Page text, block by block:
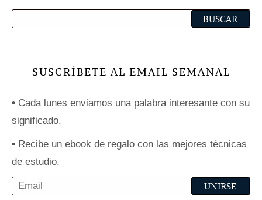
SUSCRÍBETE AL EMAIL SEMANAL
• Cada lunes enviamos una palabra interesante con su
significado.
• Recibe un ebook de regalo con las mejores técnicas
de estudio.